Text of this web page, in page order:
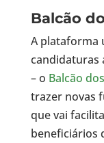
Balcão
A plataforma
candidaturas
– o Balcão
trazer novas
que vai
beneficiários